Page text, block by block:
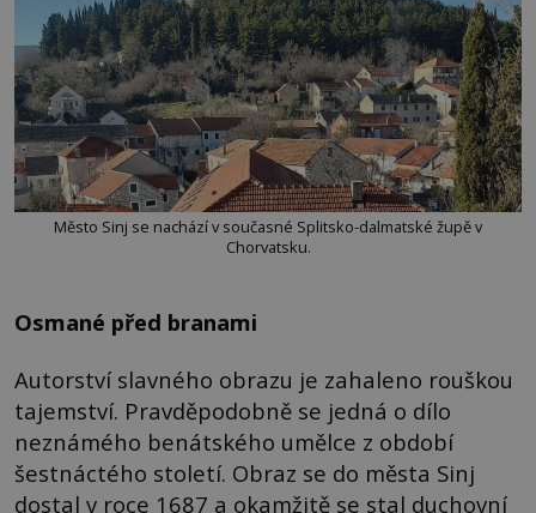
Město Sinj se nachází v současné Splitsko-dalmatské župě v
Chorvatsku.
Osmané před branami
Autorství slavného obrazu je zahaleno rouškou
tajemství. Pravděpodobně se jedná o dílo
neznámého benátského umělce z období
šestnáctého století. Obraz se do města Sinj
dostal v roce 1687 a okamžitě se stal duchovní